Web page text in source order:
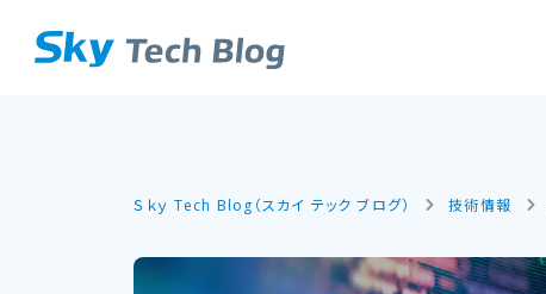
Ｓｋｙ Tech Blog（スカイ テック ブログ） 技術情報